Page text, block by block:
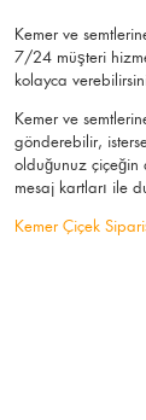
Kemer ve
7/24 müşteri
kolayca
Kemer ve
gönderebilir,
olduğunuz çiçeğin
mesaj kartları ile
Kemer Çiçek